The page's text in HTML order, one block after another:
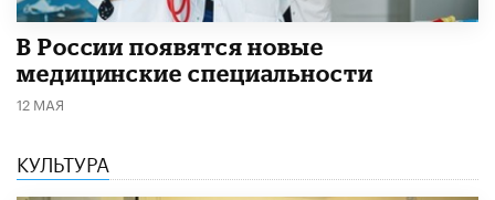
В России появятся новые
медицинские специальности
12 МАЯ
КУЛЬТУРА